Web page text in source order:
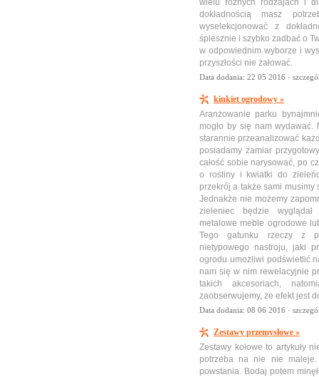
dokładnością masz
wyselekcjonować z
śpiesznie i szybko zadbać o
w odpowiednim wyborze i
przyszłości nie żałować.
Data dodania: 22 05 2016 ·
kinkiet ogrodowy »
Aranżowanie parku
mogło by się nam
starannie przeanalizować
posiadamy zamiar
całość sobie narysować, po
o rośliny i kwiatki do
przekrój a także sami
Jednakże nie możemy
zieleniec będzie
metalowe meble ogrodowe
Tego gatunku rzeczy z
nietypowego nastroju, jaki
ogrodu umożliwi podświetlić
nam się w nim rewelacyjnie
takich akcesoriach,
zaobserwujemy, że efekt jest
Data dodania: 08 06 2016 ·
Zestawy przemysłowe »
Zestawy kołowe to artykuły
potrzeba na nie nie
powstania. Bodaj potem